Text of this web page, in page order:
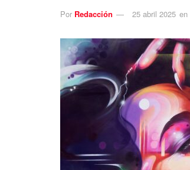
Por Redacción 25 abril 2025 en